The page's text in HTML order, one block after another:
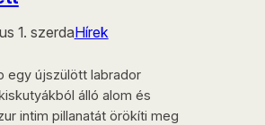
1. szerdaHírek
egy újszülött labrador
álló alom és
intim pillanatát örökíti meg